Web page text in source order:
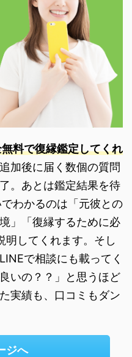
料で復縁鑑定してくれ
加後に届く数個の質問
。あとは鑑定結果を待
わかるのは「元彼との
」「復縁するために必
明してくれます。そし
で相談にも載ってく
いの？？」と思うほど
実績も、口コミもダン
ジへ